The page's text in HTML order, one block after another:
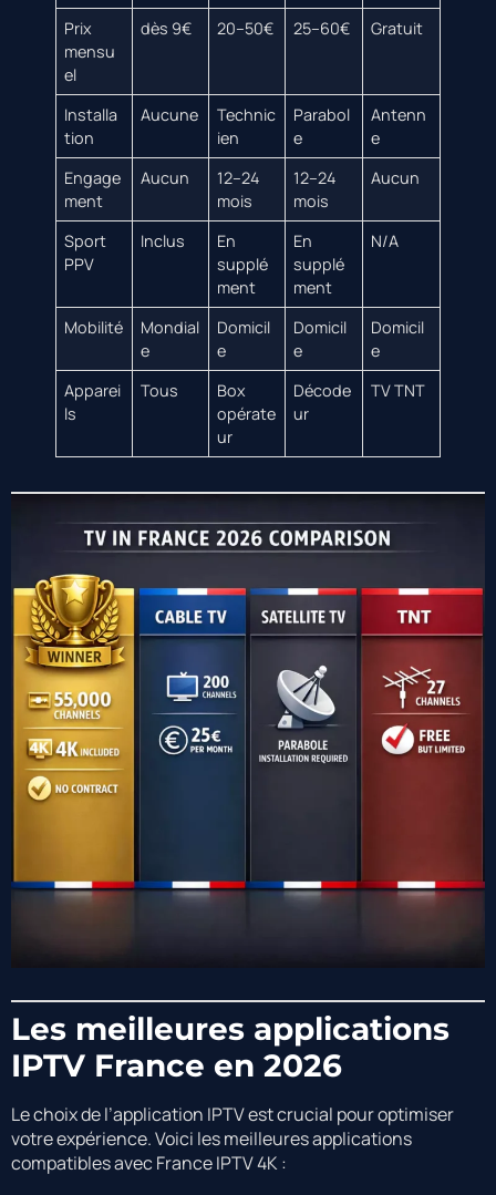
Prix
mensu
el
dès 9€ 20–50€ 25–60€ Gratuit
Installa
tion
Aucune
Technic
ien
Parabol
e
Antenn
e
Engage
ment
Aucun
12–24
mois
12–24
mois
Aucun
Sport
PPV
Inclus
En
supplé
ment
En
supplé
ment
N/A
Mobilité
Mondial
e
Domicil
e
Domicil
e
Domicil
e
Apparei
ls
Tous
Box
opérate
ur
Décode
ur
TV TNT
Les meilleures applications
IPTV France en 2026
Le choix de l’application IPTV est crucial pour optimiser
votre expérience. Voici les meilleures applications
compatibles avec France IPTV 4K :